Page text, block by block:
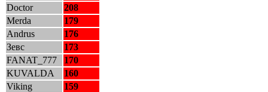
Doctor
208
Merda
179
Andrus
176
Зевс
173
FANAT_777
170
KUVALDA
160
Viking
159